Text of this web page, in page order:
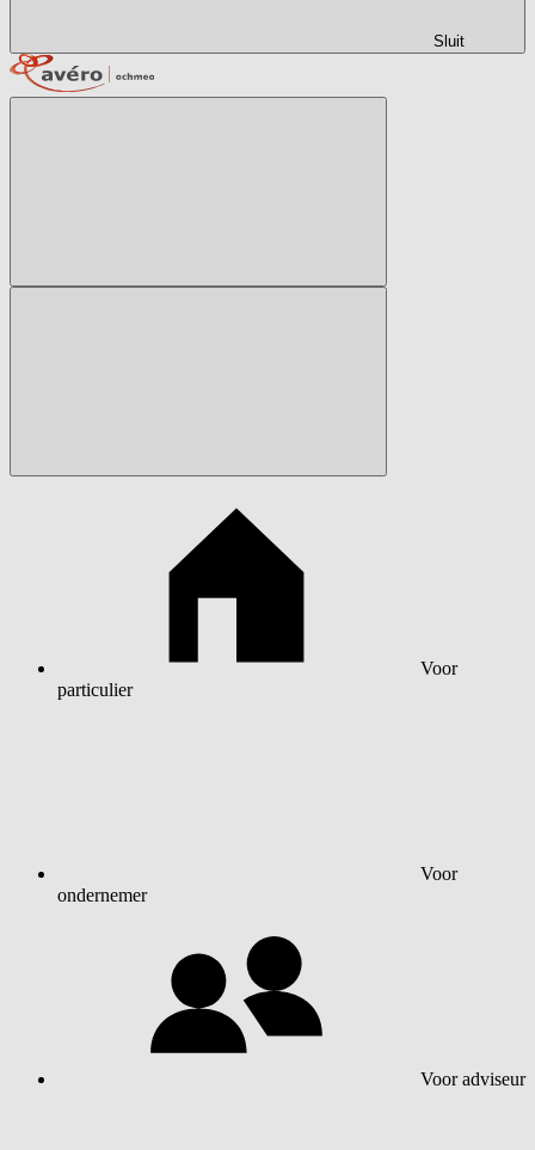
Sluit
Voor
particulier
Voor
ondernemer
Voor adviseur